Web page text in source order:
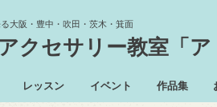
大阪・豊中・吹田・茨木・箕面
クセサリー教室「
レッスン イベント 作品集